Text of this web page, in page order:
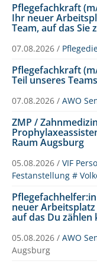
Pflegefachkraft
Ihr neuer
Team, auf das Sie
07.08.2026 /
Pflegefachkraft
Teil unseres
07.08.2026 / AWO
ZMP /
Raum Augsburg
05.08.2026 / VIF
Festanstellung #
neuer
auf das Du zählen
05.08.2026 / AWO
Augsburg